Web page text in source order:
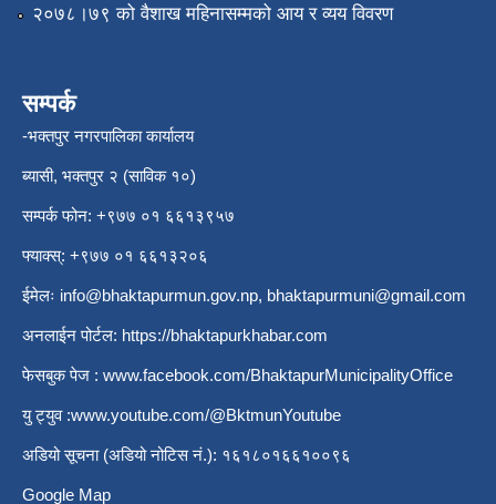
२०७८।७९ को वैशाख महिनासम्मको आय र व्यय विवरण
सम्पर्क
-भक्तपुर नगरपालिका कार्यालय
ब्यासी, भक्तपुर २ (साविक १०)
सम्पर्क फोन: +९७७ ०१ ६६१३९५७
फ्याक्स्: +९७७ ०१ ६६१३२०६
ईमेलः info@bhaktapurmun.gov.np, bhaktapurmuni@gmail.com
अनलाईन पोर्टल: https://bhaktapurkhabar.com
फेसबुक पेज : www.facebook.com/BhaktapurMunicipalityOffice
यु ट्युव :www.youtube.com/@BktmunYoutube
अडियो सूचना (अडियो नोटिस नं.): १६१८०१६६१००९६
Google Map